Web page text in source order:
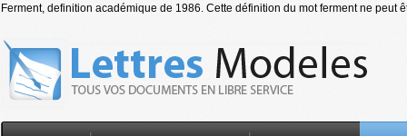
Ferment, definition académique de 1986. Cette définition du mot ferment ne peut